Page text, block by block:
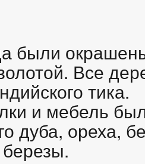
были
Все
тика.
и мебель
дуба, ореха,